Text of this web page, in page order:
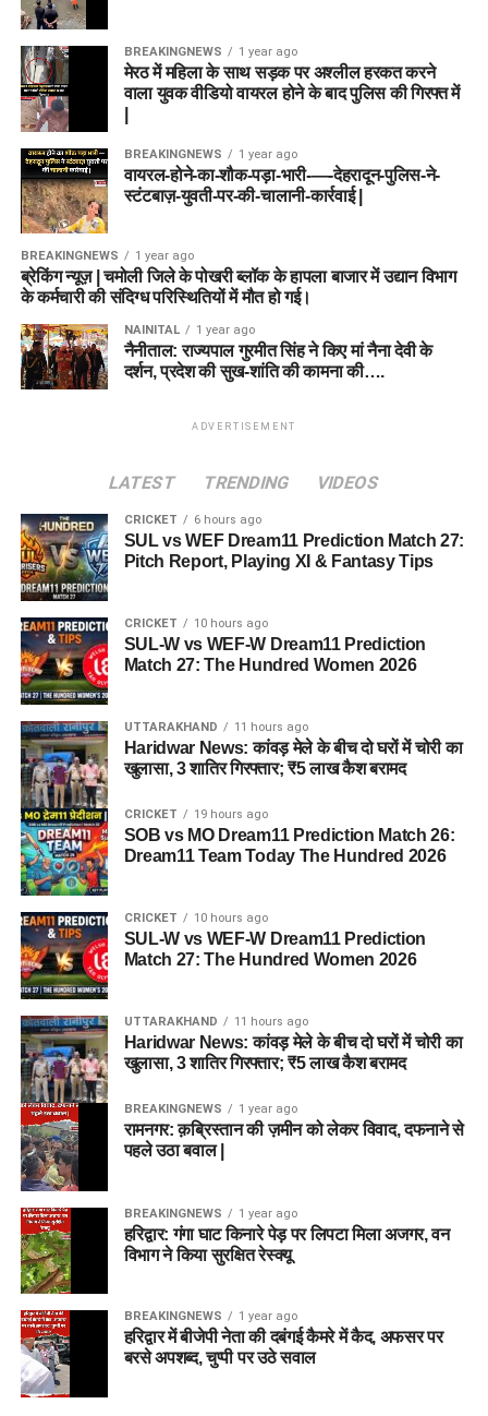
BREAKINGNEWS 1 year ago
मेरठ में महिला के साथ सड़क पर अश्लील हरकत करने
वाला युवक वीडियो वायरल होने के बाद पुलिस की गिरफ्त में
BREAKINGNEWS 1 year ago
वायरल-होने-का-शौक-पड़ा-भारी-—-देहरादून-पुलिस-ने-
स्टंटबाज़-युवती-पर-की-चालानी-कार्रवाई |
BREAKINGNEWS 1 year ago
ब्रेकिंग न्यूज़ | चमोली जिले के पोखरी ब्लॉक के हापला बाजार में उद्यान विभाग
के कर्मचारी की संदिग्ध परिस्थितियों में मौत हो गई।
NAINITAL 1 year ago
नैनीताल: राज्यपाल गुरमीत सिंह ने किए मां नैना देवी के
दर्शन, प्रदेश की सुख-शांति की कामना की….
ADVERTISEMENT
LATEST TRENDING VIDEOS
CRICKET 6 hours ago
SUL vs WEF Dream11 Prediction Match 27:
Pitch Report, Playing XI & Fantasy Tips
CRICKET 10 hours ago
SUL-W vs WEF-W Dream11 Prediction
Match 27: The Hundred Women 2026
UTTARAKHAND 11 hours ago
Haridwar News: कांवड़ मेले के बीच दो घरों में चोरी का
खुलासा, 3 शातिर गिरफ्तार; ₹5 लाख कैश बरामद
CRICKET 19 hours ago
SOB vs MO Dream11 Prediction Match 26:
Dream11 Team Today The Hundred 2026
CRICKET 10 hours ago
SUL-W vs WEF-W Dream11 Prediction
Match 27: The Hundred Women 2026
UTTARAKHAND 11 hours ago
Haridwar News: कांवड़ मेले के बीच दो घरों में चोरी का
खुलासा, 3 शातिर गिरफ्तार; ₹5 लाख कैश बरामद
BREAKINGNEWS 1 year ago
रामनगर: क़ब्रिस्तान की ज़मीन को लेकर विवाद, दफनाने से
पहले उठा बवाल |
BREAKINGNEWS 1 year ago
हरिद्वार: गंगा घाट किनारे पेड़ पर लिपटा मिला अजगर, वन
विभाग ने किया सुरक्षित रेस्क्यू
BREAKINGNEWS 1 year ago
हरिद्वार में बीजेपी नेता की दबंगई कैमरे में कैद, अफसर पर
बरसे अपशब्द, चुप्पी पर उठे सवाल